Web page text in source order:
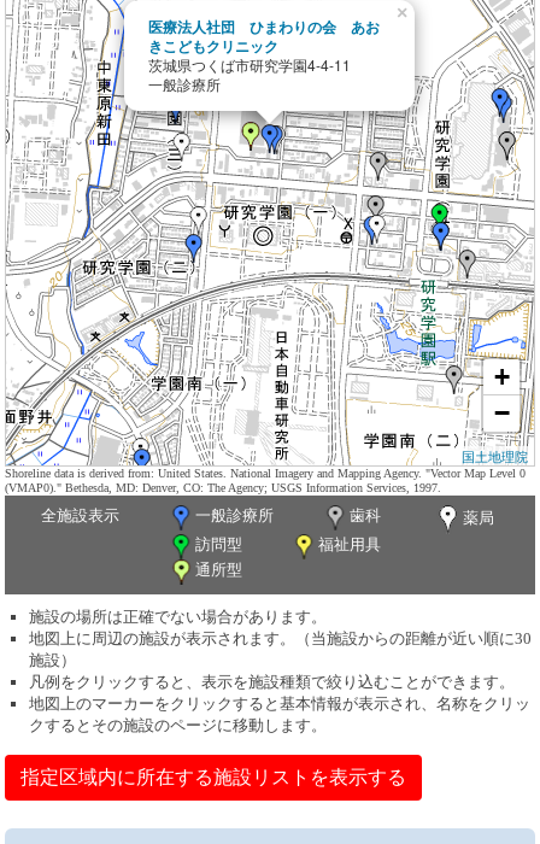
医療法人社団 ひまわりの会 あお
きこどもクリニック
茨城県つくば市研究学園4-4-11
一般診療所
×
+
−
国土地理院
Shoreline data is derived from: United States. National Imagery and Mapping Agency. "Vector Map Level 0
(VMAP0)." Bethesda, MD: Denver, CO: The Agency; USGS Information Services, 1997.
全施設表示 一般診療所 歯科
薬局
訪問型
福祉用具
通所型
施設の場所は正確でない場合があります。
地図上に周辺の施設が表示されます。（当施設からの距離が近い順に30
施設）
凡例をクリックすると、表示を施設種類で絞り込むことができます。
地図上のマーカーをクリックすると基本情報が表示され、名称をクリッ
クするとその施設のページに移動します。
指定区域内に所在する施設リストを表示する